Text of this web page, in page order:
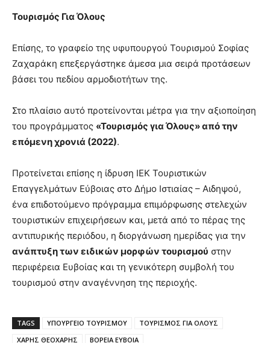
Τουρισμός Για Όλους
Επίσης, το γραφείο της υφυπουργού Τουρισμού Σοφίας
Ζαχαράκη επεξεργάστηκε άμεσα μια σειρά προτάσεων
βάσει του πεδίου αρμοδιοτήτων της.
Στο πλαίσιο αυτό προτείνονται μέτρα για την αξιοποίηση
του προγράμματος «Τουρισμός για Όλους» από την
επόμενη χρονιά (2022).
Προτείνεται επίσης η ίδρυση ΙΕΚ Τουριστικών
Επαγγελμάτων Εύβοιας στο Δήμο Ιστιαίας – Αιδηψού,
ένα επιδοτούμενο πρόγραμμα επιμόρφωσης στελεχών
τουριστικών επιχειρήσεων και, μετά από το πέρας της
αντιπυρικής περιόδου, η διοργάνωση ημερίδας για την
ανάπτυξη των ειδικών μορφών τουρισμού στην
περιφέρεια Ευβοίας και τη γενικότερη συμβολή του
τουρισμού στην αναγέννηση της περιοχής.
TAGS ΥΠΟΥΡΓΕΙΟ ΤΟΥΡΙΣΜΟΥ
ΤΟΥΡΙΣΜΟΣ ΓΙΑ ΟΛΟΥΣ
ΧΑΡΗΣ ΘΕΟΧΑΡΗΣ
ΒΟΡΕΙΑ ΕΥΒΟΙΑ